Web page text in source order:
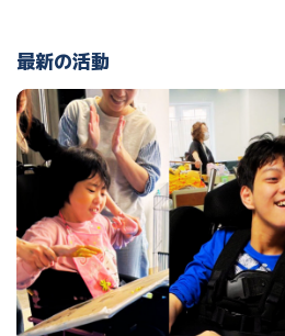
最新の活動